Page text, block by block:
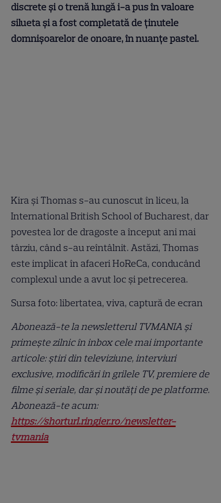
discrete și o trenă lungă i-a pus în valoare
silueta și a fost completată de ținutele
domnișoarelor de onoare, în nuanțe pastel.
Kira și Thomas s-au cunoscut în liceu, la
International British School of Bucharest, dar
povestea lor de dragoste a început ani mai
târziu, când s-au reîntâlnit. Astăzi, Thomas
este implicat în afaceri HoReCa, conducând
complexul unde a avut loc și petrecerea.
Sursa foto: libertatea, viva, captură de ecran
Abonează-te la newsletterul TVMANIA și
primește zilnic în inbox cele mai importante
articole: știri din televiziune, interviuri
exclusive, modificări în grilele TV, premiere de
filme și seriale, dar și noutăți de pe platforme.
Abonează-te acum:
https://shorturl.ringier.ro/newsletter-
tvmania